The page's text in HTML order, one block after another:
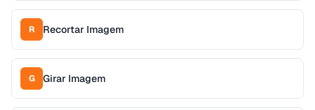
R Recortar Imagem
G Girar Imagem